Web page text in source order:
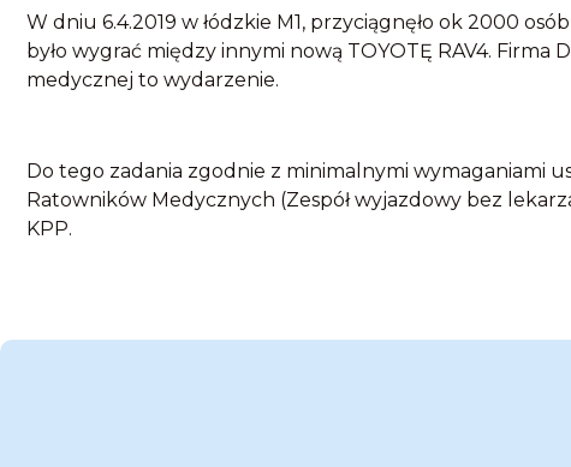
W dniu 6.4.2019 w łódzkie M1, przyciągnęło ok 2000
było wygrać między innymi nową TOYOTĘ RAV4. Firma
medycznej to wydarzenie.
Do tego zadania zgodnie z minimalnymi wymaganiami
Ratowników Medycznych (Zespół wyjazdowy bez
KPP.